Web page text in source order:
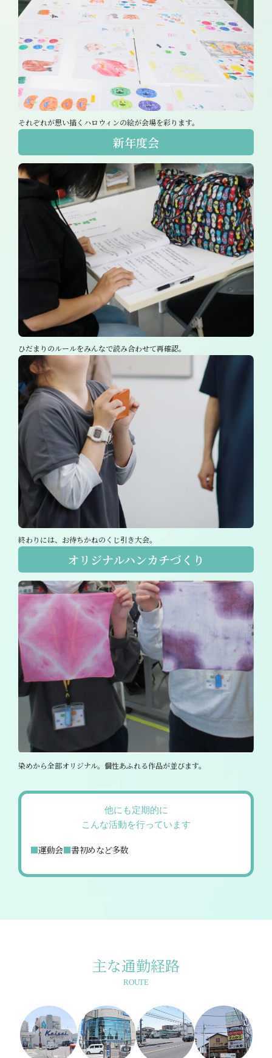
それぞれが思い描くハロウィンの絵が会場を彩ります。
新年度会
ひだまりのルールをみんなで読み合わせて再確認。
終わりには、お待ちかねのくじ引き大会。
オリジナルハンカチづくり
染めから全部オリジナル。個性あふれる作品が並びます。
他にも定期的に
こんな活動を行っています
運動会 書初めなど多数
主な通勤経路
ROUTE